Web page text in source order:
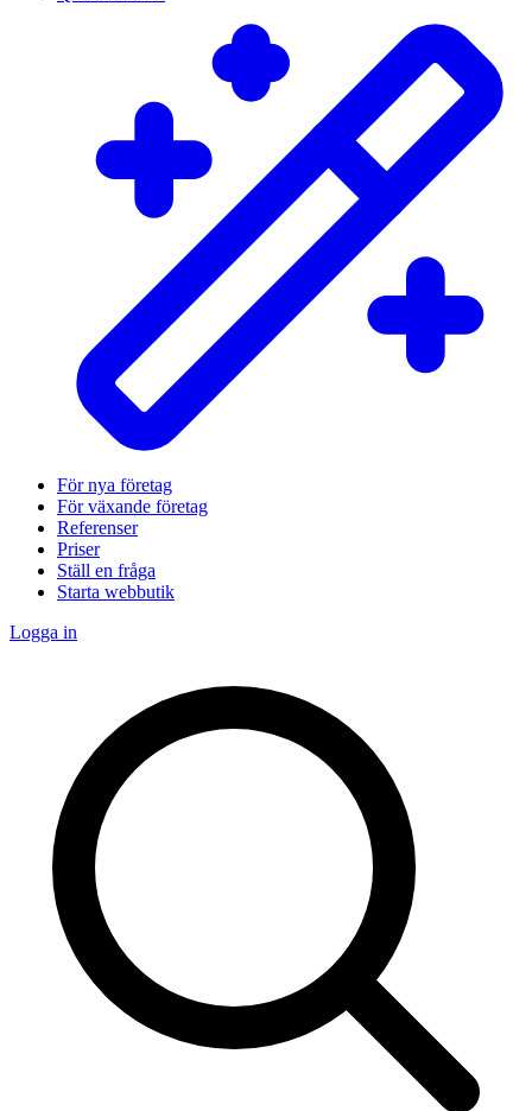
För nya företag
För växande företag
Referenser
Priser
Ställ en fråga
Starta webbutik
Logga in